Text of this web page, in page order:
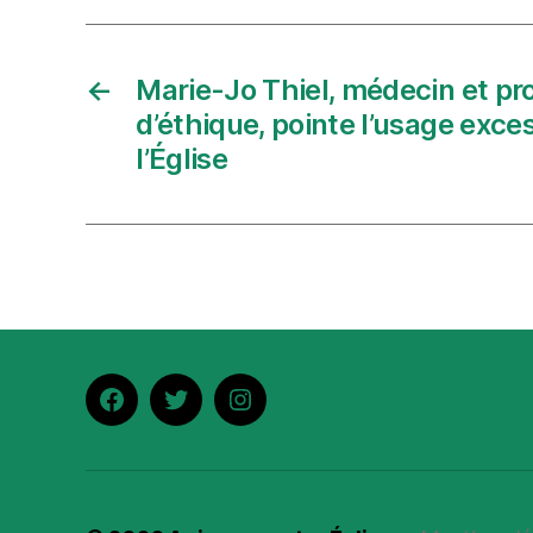
←
Marie-Jo Thiel, médecin et
d’éthique, pointe l’usage
l’Église
FacebookTwitterInstagram